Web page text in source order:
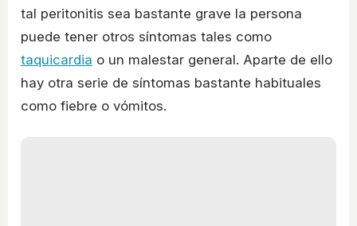
tal peritonitis sea bastante grave la persona
puede tener otros síntomas tales como
taquicardia o un malestar general. Aparte de ello
hay otra serie de síntomas bastante habituales
como fiebre o vómitos.